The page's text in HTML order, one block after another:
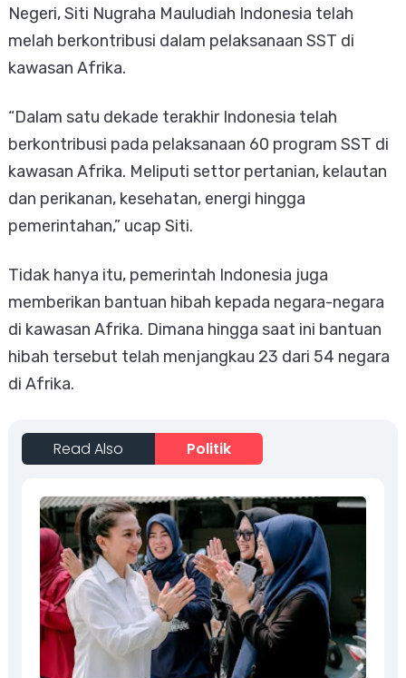
Negeri, Siti Nugraha Mauludiah Indonesia telah
melah berkontribusi dalam pelaksanaan SST di
kawasan Afrika.
“Dalam satu dekade terakhir Indonesia telah
berkontribusi pada pelaksanaan 60 program SST di
kawasan Afrika. Meliputi settor pertanian, kelautan
dan perikanan, kesehatan, energi hingga
pemerintahan,” ucap Siti.
Tidak hanya itu, pemerintah Indonesia juga
memberikan bantuan hibah kepada negara-negara
di kawasan Afrika. Dimana hingga saat ini bantuan
hibah tersebut telah menjangkau 23 dari 54 negara
di Afrika.
Read Also Politik